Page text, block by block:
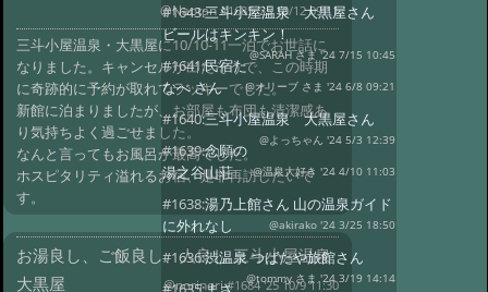
@Naotan#1685 '25 10/12 09:11
三斗小屋温泉・大黒屋に10/10-11一泊でお世話に
なりました。キャンセルが出たそうで、この時期
に奇跡的に予約が取れてラッキーでした。
新館に泊まりましたが、お部屋も布団も清潔感あ
り気持ちよく過ごせました。
なんと言ってもお風呂が最高でした。
ホスピタリティ溢れるお宿、是非再訪したいで
す。
お湯良し、ご飯良し、人良し 三斗小屋温泉
大黒屋
@norinori#1684 '25 10/9 11:30
#1643:三斗小屋温泉 大黒屋さん
ビールはキンキン！
@SARAH さま '24 7/15 10:45
#1641:民宿た
なべ さん
@オリーブ さま '24 6/8 09:21
#1640:三斗小屋温泉 大黒屋さん
@よっちゃん '24 5/3 12:39
#1639:念願の
湯之谷山荘
@温泉大好き '24 4/10 11:03
#1638:湯乃上館さん 山の温泉ガイド
に外れなし
@akirako '24 3/25 18:50
#1636:渋温泉 つばたや旅館さん
@tommy さま '24 3/19 14:14